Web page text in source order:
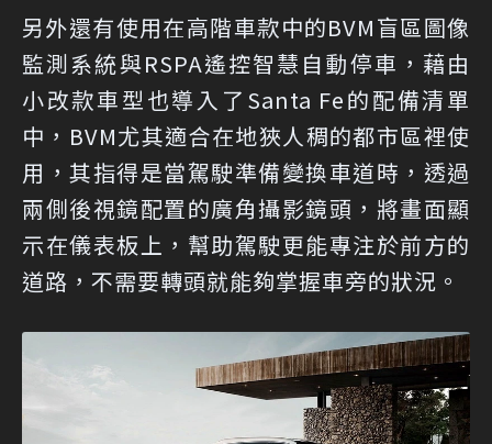
另外還有使用在高階車款中的BVM盲區圖像
監測系統與RSPA遙控智慧自動停車，藉由
小改款車型也導入了Santa Fe的配備清單
中，BVM尤其適合在地狹人稠的都市區裡使
用，其指得是當駕駛準備變換車道時，透過
兩側後視鏡配置的廣角攝影鏡頭，將畫面顯
示在儀表板上，幫助駕駛更能專注於前方的
道路，不需要轉頭就能夠掌握車旁的狀況。